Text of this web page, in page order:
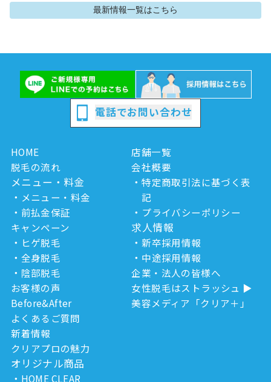
最新情報一覧はこちら
電話でお問い合わせ
HOME
脱毛の流れ
メニュー・料金
メニュー・料金
前払金保証
キャンペーン
ヒゲ脱毛
全身脱毛
陰部脱毛
お客様の声
Before&After
よくあるご質問
新着情報
クリアプロの魅力
オリジナル商品
HOME CLEAR
店舗一覧
会社概要
特定商取引法に基づく表
記
プライバシーポリシー
求人情報
新卒採用情報
中途採用情報
企業・法人の皆様へ
女性脱毛はストラッシュ
美容メディア「クリア＋」